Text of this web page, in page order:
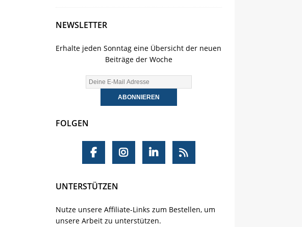
NEWSLETTER
Erhalte jeden Sonntag eine Übersicht der neuen
Beiträge der Woche
FOLGEN
UNTERSTÜTZEN
Nutze unsere Affiliate-Links zum Bestellen, um
unsere Arbeit zu unterstützen.